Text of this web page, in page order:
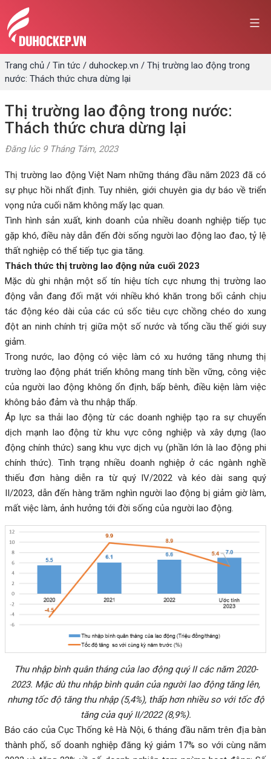
Skip
to
content
Trang chủ / Tin tức / duhockep.vn / Thị trường lao động trong
nước: Thách thức chưa dừng lại
Thị trường lao động trong nước:
Thách thức chưa dừng lại
Đăng lúc 9 Tháng Tám, 2023
Thị trường lao động Việt Nam những tháng đầu năm 2023 đã có
sự phục hồi nhất định. Tuy nhiên, giới chuyên gia dự báo về triển
vọng nửa cuối năm không mấy lạc quan.
Tình hình sản xuất, kinh doanh của nhiều doanh nghiệp tiếp tục
gặp khó, điều này dẫn đến đời sống người lao động lao đao, tỷ lệ
thất nghiệp có thể tiếp tục gia tăng.
Thách thức thị trường lao động nửa cuối 2023
Mặc dù ghi nhận một số tín hiệu tích cực nhưng thị trường lao
động vẫn đang đối mặt với nhiều khó khăn trong bối cảnh chịu
tác động kéo dài của các cú sốc tiêu cực chồng chéo do xung
đột an ninh chính trị giữa một số nước và tổng cầu thế giới suy
giảm.
Trong nước, lao động có việc làm có xu hướng tăng nhưng thị
trường lao động phát triển không mang tính bền vững, công việc
của người lao động không ổn định, bấp bênh, điều kiện làm việc
không bảo đảm và thu nhập thấp.
Áp lực sa thải lao động từ các doanh nghiệp tạo ra sự chuyển
dịch mạnh lao động từ khu vực công nghiệp và xây dựng (lao
động chính thức) sang khu vực dịch vụ (phần lớn là lao động phi
chính thức). Tình trạng nhiều doanh nghiệp ở các ngành nghề
thiếu đơn hàng diễn ra từ quý IV/2022 và kéo dài sang quý
II/2023, dẫn đến hàng trăm nghìn người lao động bị giảm giờ làm,
mất việc làm, ảnh hưởng tới đời sống của người lao động.
Thu nhập bình quân tháng của lao động quý II các năm 2020-
2023. Mặc dù thu nhập bình quân của người lao động tăng lên,
nhưng tốc độ tăng thu nhập (5,4%), thấp hơn nhiều so với tốc độ
tăng của quý II/2022 (8,9%).
Báo cáo của Cục Thống kê Hà Nội, 6 tháng đầu năm trên địa bàn
thành phố, số doanh nghiệp đăng ký giảm 17% so với cùng năm